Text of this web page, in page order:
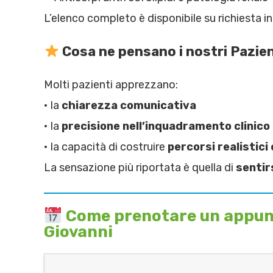
L’elenco completo è disponibile su richiesta
Cosa ne pensano i nostri
Molti pazienti apprezzano:
• la chiarezza comunicativa
• la precisione nell’inquadramento clinico
• la capacità di costruire percorsi realistici
La sensazione più riportata è quella di
Come prenotare un
Giovanni